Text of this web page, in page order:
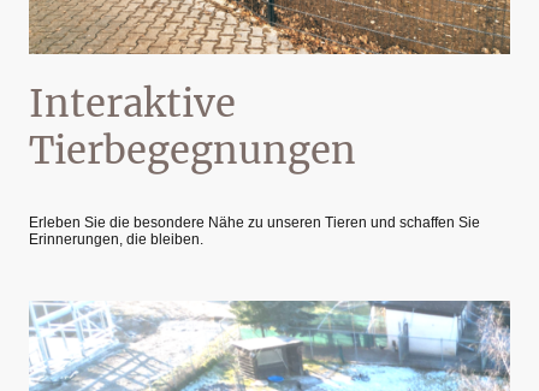
Interaktive
Tierbegegnungen
Erleben Sie die besondere Nähe zu unseren Tieren und schaffen Sie
Erinnerungen, die bleiben.